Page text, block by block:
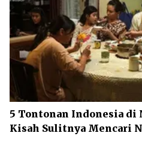
5 Tontonan Indonesia
Kisah Sulitnya Mencari